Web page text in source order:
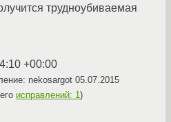
трудноубиваемая
+00:00
nekosargot 05.07.2015
исправлений: 1)